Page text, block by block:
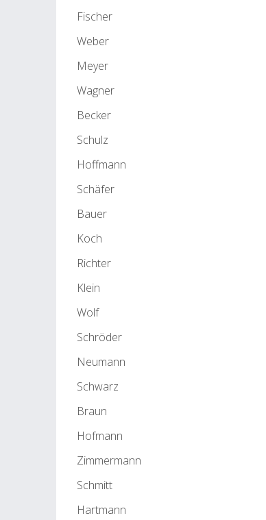
Fischer
Weber
Meyer
Wagner
Becker
Schulz
Hoffmann
Schäfer
Bauer
Koch
Richter
Klein
Wolf
Schröder
Neumann
Schwarz
Braun
Hofmann
Zimmermann
Schmitt
Hartmann